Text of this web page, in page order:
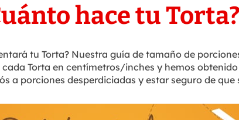
hace tu
tu Torta? Nuestra guía de tamaño de
Torta en centímetros/inches y hemos
a porciones desperdiciadas y estar seguro de